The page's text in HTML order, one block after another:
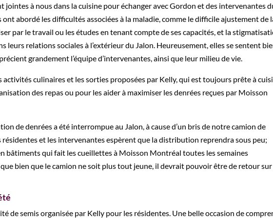
jointes à nous dans la cuisine pour échanger avec Gordon et des intervenantes
ont abordé les difficultés associées à la maladie, comme le difficile ajustement de
par le travail ou les études en tenant compte de ses capacités, et la
leurs relations sociales à l’extérieur du Jalon. Heureusement, elles se sentent
grandement l’équipe d’intervenantes, ainsi que leur milieu de vie.
activités culinaires et les sorties proposées par Kelly, qui est toujours prête à
des repas ou pour les aider à maximiser les denrées reçues par Moisson
de denrées a été interrompue au Jalon, à cause d’un bris de notre camion de
résidentes et les intervenantes espèrent que la distribution reprendra sous peu;
bâtiments qui fait les cueillettes à Moisson Montréal toutes les semaines
bien que le camion ne soit plus tout jeune, il devrait pouvoir être de retour sur
de semis organisée par Kelly pour les résidentes. Une belle occasion de